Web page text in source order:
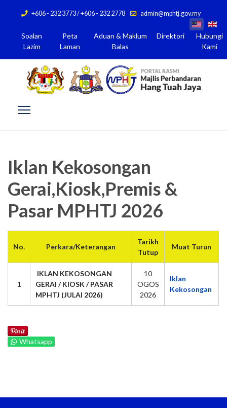
+606 - 232 3773 / +606 - 232 2778 admin@mphtj.gov.my
Soalan
Lazim
Peta
Laman
Aduan & Maklum
Balas
Direktori
Hubungi
Kami
Iklan Kekosongan
Gerai,Kiosk,Premis &
Pasar MPHTJ 2026
No. Perkara/Keterangan
Tarikh
Tutup
Muat Turun
1
IKLAN KEKOSONGAN
GERAI / KIOSK / PASAR
MPHTJ (JULAI 2026)
10
OGOS
2026
Iklan
Kekosongan
Whatsapp